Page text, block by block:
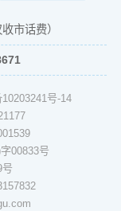
收市话费）
号-14
00833号